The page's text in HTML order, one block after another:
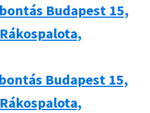
Budapest 15,
Budapest 15,